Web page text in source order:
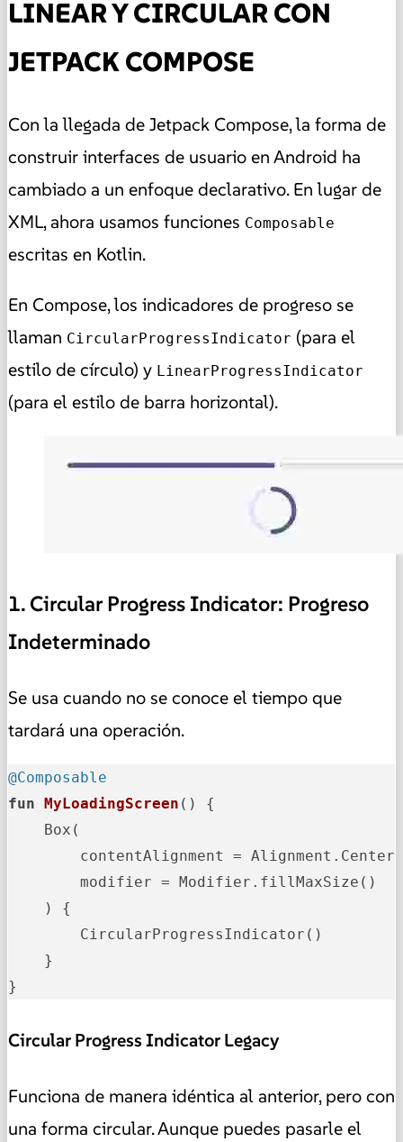
LINEAR Y CIRCULAR CON
JETPACK COMPOSE
Con la llegada de Jetpack Compose, la forma de
construir interfaces de usuario en Android ha
cambiado a un enfoque declarativo. En lugar de
XML, ahora usamos funciones Composable
escritas en Kotlin.
En Compose, los indicadores de progreso se
llaman CircularProgressIndicator (para el
estilo de círculo) y LinearProgressIndicator
(para el estilo de barra horizontal).
1. Circular Progress Indicator: Progreso
Indeterminado
Se usa cuando no se conoce el tiempo que
tardará una operación.
@Composable
fun
MyLoadingScreen ()
{
    Box(
        contentAlignment = Alignment.Center,
        modifier = Modifier.fillMaxSize()
    ) {
        CircularProgressIndicator()
    }
}
Circular Progress Indicator Legacy
Funciona de manera idéntica al anterior, pero con
una forma circular. Aunque puedes pasarle el